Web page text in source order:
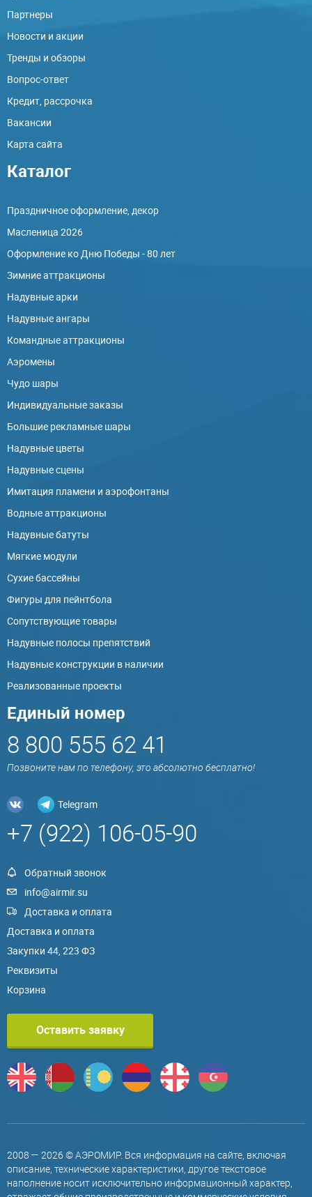
Партнеры
Новости и акции
Тренды и обзоры
Вопрос-ответ
Кредит, рассрочка
Вакансии
Карта сайта
Каталог
Праздничное оформление, декор
Масленица 2026
Оформление ко Дню Победы - 80 лет
Зимние аттракционы
Надувные арки
Надувные ангары
Командные аттракционы
Аэромены
Чудо шары
Индивидуальные заказы
Большие рекламные шары
Надувные цветы
Надувные сцены
Имитация пламени и аэрофонтаны
Водные аттракционы
Надувные батуты
Мягкие модули
Сухие бассейны
Фигуры для пейнтбола
Сопутствующие товары
Надувные полосы препятствий
Надувные конструкции в наличии
Реализованные проекты
Единый номер
8 800 555 62 41
Позвоните нам по телефону, это абсолютно бесплатно!
Telegram
+7 (922) 106-05-90
Обратный звонок
info@airmir.su
Доставка и оплата
Доставка и оплата
Закупки 44, 223 ФЗ
Реквизиты
Корзина
Оставить заявку
2008 — 2026 © АЭРОМИР. Вся информация на сайте, включая
описание, технические характеристики, другое текстовое
наполнение носит исключительно информационный характер,